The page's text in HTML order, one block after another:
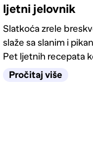
ljetni jelovnik
Slatkoća zrele
slaže sa slanim i
Pet ljetnih recepata
kategorije deserta.
Pročitaj više